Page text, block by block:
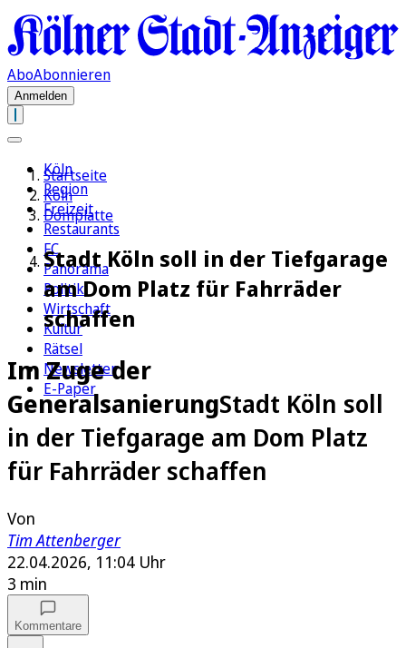
AboAbonnieren
Anmelden
Köln
Region
Freizeit
Restaurants
FC
Panorama
Politik
Wirtschaft
Kultur
Rätsel
Newsletter
E-Paper
Startseite
Köln
Domplatte
Stadt Köln soll in der Tiefgarage
am Dom Platz für Fahrräder
schaffen
Im Zuge der
GeneralsanierungStadt Köln soll
in der Tiefgarage am Dom Platz
für Fahrräder schaffen
Von
Tim Attenberger
22.04.2026, 11:04 Uhr
3 min
Kommentare